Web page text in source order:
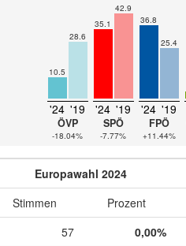
10.5
28.6
'24 '19
ÖVP
-18.04%
35.1
42.9
'24 '19
SPÖ
-7.77%
36.8
25.4
'24 '19
FPÖ
+11.44%
Europawahl 2024
Stimmen
Prozent
57 0,00%